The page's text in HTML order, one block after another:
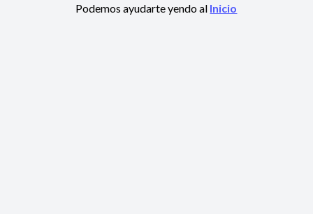
Podemos ayudarte yendo al Inicio